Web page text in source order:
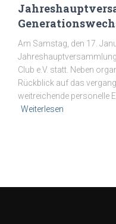
Am Samstag, den 17.
Club e.V. statt. Neben
Rückblick auf das
weitreichende personelle
Weiterlesen